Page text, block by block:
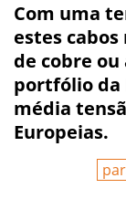
Com uma
estes
de cobre
portfólio da
média
Europeias.